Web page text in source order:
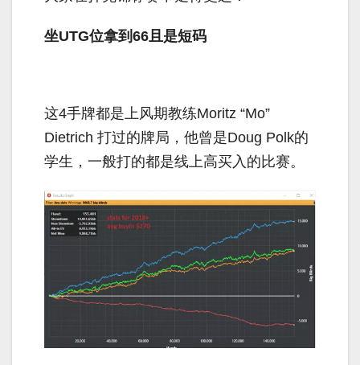
坐UTG位拿到66且是短码
这4手牌都是上风期教练Moritz “Mo”
Dietrich 打过的牌局，他曾是Doug Polk的
学生，一般打的都是线上高买入的比赛。